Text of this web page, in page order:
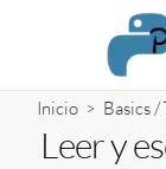
Inicio > Basics/
Leer y